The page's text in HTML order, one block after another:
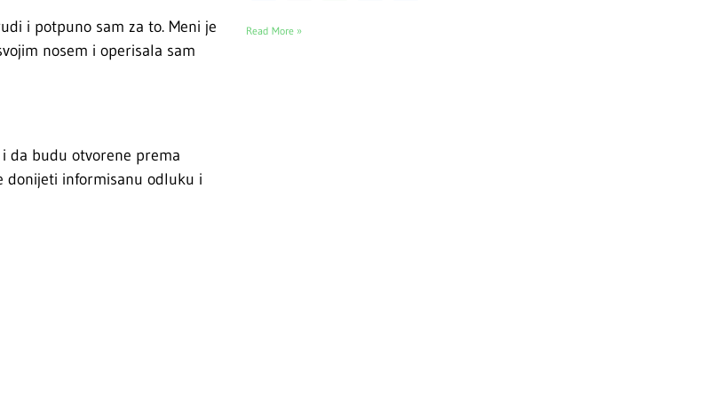
i potpuno sam za to. Meni je
nosem i operisala sam
da budu otvorene prema
donijeti informisanu odluku i
Read More »